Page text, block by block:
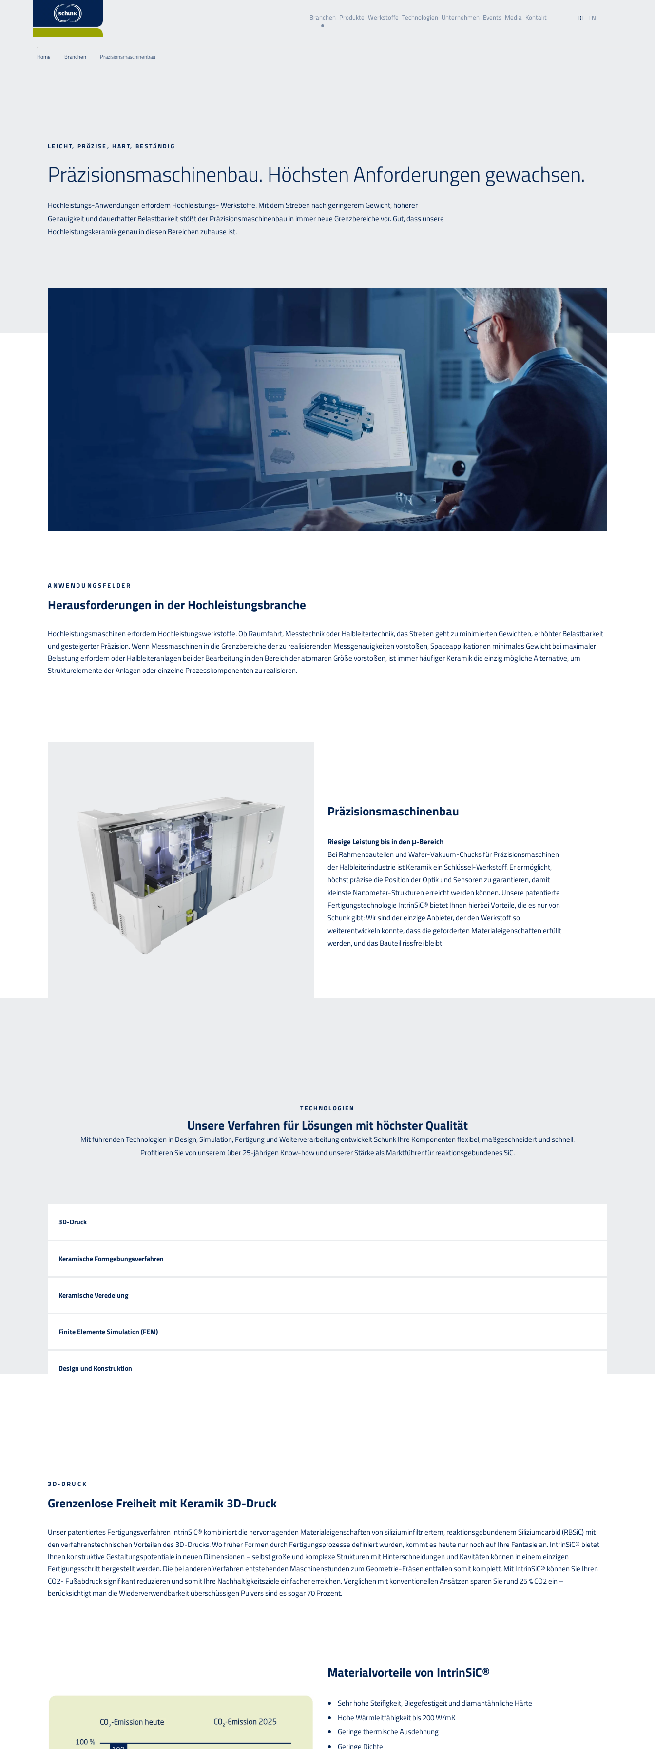
Branchen Produkte Werkstoffe Technologien Unternehmen Events Media Kontakt DE EN
Präzisionsmaschinenbau
Branchen
Home
LEICHT, PRÄZISE, HART, BESTÄNDIG
Präzisionsmaschinenbau. Höchsten Anforderungen gewachsen.
Hochleistungs-Anwendungen erfordern Hochleistungs- Werkstoffe. Mit dem Streben nach geringerem Gewicht, höherer
Genauigkeit und dauerhafter Belastbarkeit stößt der Präzisionsmaschinenbau in immer neue Grenzbereiche vor. Gut, dass unsere
Hochleistungskeramik genau in diesen Bereichen zuhause ist.
ANWENDUNGSFELDER
Herausforderungen in der Hochleistungsbranche
Hochleistungsmaschinen erfordern Hochleistungswerkstoffe. Ob Raumfahrt, Messtechnik oder Halbleitertechnik, das Streben geht zu minimierten Gewichten, erhöhter Belastbarkeit
und gesteigerter Präzision. Wenn Messmaschinen in die Grenzbereiche der zu realisierenden Messgenauigkeiten vorstoßen, Spaceapplikationen minimales Gewicht bei maximaler
Belastung erfordern oder Halbleiteranlagen bei der Bearbeitung in den Bereich der atomaren Größe vorstoßen, ist immer häufiger Keramik die einzig mögliche Alternative, um
Strukturelemente der Anlagen oder einzelne Prozesskomponenten zu realisieren.
Präzisionsmaschinenbau
Riesige Leistung bis in den μ-Bereich
Bei Rahmenbauteilen und Wafer-Vakuum-Chucks für Präzisionsmaschinen
der Halbleiterindustrie ist Keramik ein Schlüssel-Werkstoff. Er ermöglicht,
höchst präzise die Position der Optik und Sensoren zu garantieren, damit
kleinste Nanometer-Strukturen erreicht werden können. Unsere patentierte
Fertigungstechnologie IntrinSiC® bietet Ihnen hierbei Vorteile, die es nur von
Schunk gibt: Wir sind der einzige Anbieter, der den Werkstoff so
weiterentwickeln konnte, dass die geforderten Materialeigenschaften erfüllt
werden, und das Bauteil rissfrei bleibt.
TECHNOLOGIEN
Unsere Verfahren für Lösungen mit höchster Qualität
Mit führenden Technologien in Design, Simulation, Fertigung und Weiterverarbeitung entwickelt Schunk Ihre Komponenten flexibel, maßgeschneidert und schnell.
Profitieren Sie von unserem über 25-jährigen Know-how und unserer Stärke als Marktführer für reaktionsgebundenes SiC.
3D-Druck
Keramische Formgebungsverfahren
Keramische Veredelung
Finite Elemente Simulation (FEM)
Design und Konstruktion
3D-DRUCK
Grenzenlose Freiheit mit Keramik 3D-Druck
Unser patentiertes Fertigungsverfahren IntrinSiC® kombiniert die hervorragenden Materialeigenschaften von siliziuminfiltriertem, reaktionsgebundenem Siliziumcarbid (RBSiC) mit
den verfahrenstechnischen Vorteilen des 3D-Drucks. Wo früher Formen durch Fertigungsprozesse definiert wurden, kommt es heute nur noch auf Ihre Fantasie an. IntrinSiC® bietet
Ihnen konstruktive Gestaltungspotentiale in neuen Dimensionen – selbst große und komplexe Strukturen mit Hinterschneidungen und Kavitäten können in einem einzigen
Fertigungsschritt hergestellt werden. Die bei anderen Verfahren entstehenden Maschinenstunden zum Geometrie-Fräsen entfallen somit komplett. Mit IntrinSiC® können Sie Ihren
CO2- Fußabdruck signifikant reduzieren und somit Ihre Nachhaltigkeitsziele einfacher erreichen. Verglichen mit konventionellen Ansätzen sparen Sie rund 25 % CO2 ein –
berücksichtigt man die Wiederverwendbarkeit überschüssigen Pulvers sind es sogar 70 Prozent.
Materialvorteile von IntrinSiC®
Sehr hohe Steifigkeit, Biegefestigeit und diamantähnliche Härte
Hohe Wärmleitfähigkeit bis 200 W/mK
Geringe thermische Ausdehnung
Geringe Dichte